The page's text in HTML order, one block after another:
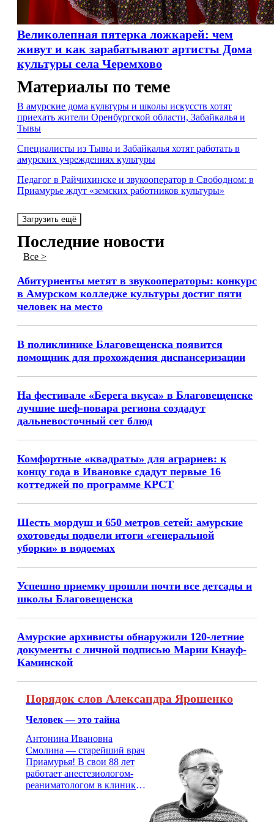
Великолепная пятерка ложкарей: чем
живут и как зарабатывают артисты Дома
культуры села Черемхово
Материалы по теме
В амурские дома культуры и школы искусств хотят
приехать жители Оренбургской области, Забайкалья и
Тывы
Специалисты из Тывы и Забайкалья хотят работать в
амурских учреждениях культуры
Педагог в Райчихинске и звукооператор в Свободном: в
Приамурье ждут «земских работников культуры»
Загрузить ещё
Последние новости
Все >
Абитуриенты метят в звукооператоры: конкурс
в Амурском колледже культуры достиг пяти
человек на место
В поликлинике Благовещенска появится
помощник для прохождения диспансеризации
На фестивале «Берега вкуса» в Благовещенске
лучшие шеф-повара региона создадут
дальневосточный сет блюд
Комфортные «квадраты» для аграриев: к
концу года в Ивановке сдадут первые 16
коттеджей по программе КРСТ
Шесть мордуш и 650 метров сетей: амурские
охотоведы подвели итоги «генеральной
уборки» в водоемах
Успешно приемку прошли почти все детсады и
школы Благовещенска
Амурские архивисты обнаружили 120-летние
документы с личной подписью Марии Кнауф-
Каминской
Порядок слов Александра Ярошенко
Человек — это тайна
Антонина Ивановна
Смолина — старейший врач
Приамурья! В свои 88 лет
работает анестезиологом-
реаниматологом в клинике